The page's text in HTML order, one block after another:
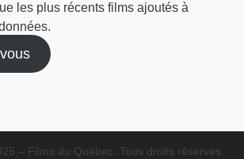
les plus récents films ajoutés à
– Films du Québec. Tous droits réservés.